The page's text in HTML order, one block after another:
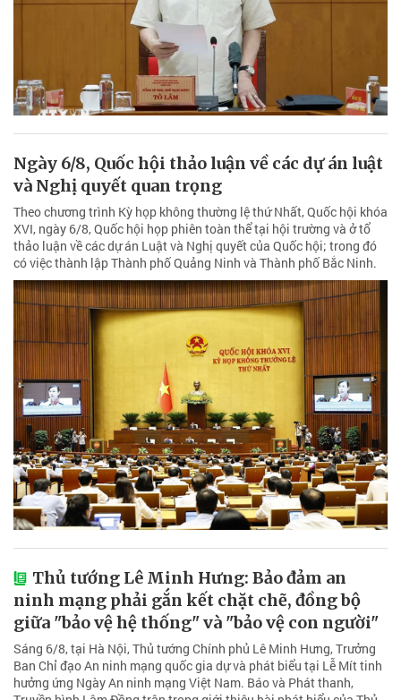
Ngày 6/8, Quốc hội thảo luận về các dự án luật
và Nghị quyết quan trọng
Theo chương trình Kỳ họp không thường lệ thứ Nhất, Quốc hội khóa
XVI, ngày 6/8, Quốc hội họp phiên toàn thể tại hội trường và ở tổ
thảo luận về các dự án Luật và Nghị quyết của Quốc hội; trong đó
có việc thành lập Thành phố Quảng Ninh và Thành phố Bắc Ninh.
Thủ tướng Lê Minh Hưng: Bảo đảm an
ninh mạng phải gắn kết chặt chẽ, đồng bộ
giữa "bảo vệ hệ thống" và "bảo vệ con người"
Sáng 6/8, tại Hà Nội, Thủ tướng Chính phủ Lê Minh Hưng, Trưởng
Ban Chỉ đạo An ninh mạng quốc gia dự và phát biểu tại Lễ Mít tinh
hưởng ứng Ngày An ninh mạng Việt Nam. Báo và Phát thanh,